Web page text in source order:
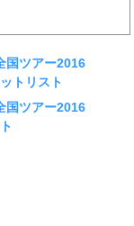
国ツアー2016
トリスト
国ツアー2016